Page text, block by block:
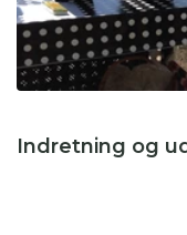
Indretning og